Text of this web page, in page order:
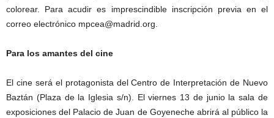
colorear. Para acudir es imprescindible inscripción previa en el
correo electrónico mpcea@madrid.org.
Para los amantes del cine
El cine será el protagonista del Centro de Interpretación de Nuevo
Baztán (Plaza de la Iglesia s/n). El viernes 13 de junio la sala de
exposiciones del Palacio de Juan de Goyeneche abrirá al público la